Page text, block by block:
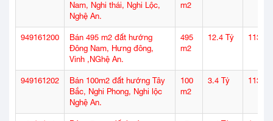
Nam, Nghi thái, Nghi Lộc,
Nghệ An.
m2
949161200
Bán 495 m2 đất hướng
Đông Nam, Hưng đông,
Vinh ,NGhệ An.
495
m2
12.4 Tỷ 113
949161202
Bán 100m2 đất hướng Tây
Bắc, Nghi Phong, Nghi lộc
Nghệ An.
100
m2
3.4 Tỷ 113